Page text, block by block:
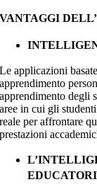
VANTAGGI
Le applicazioni
apprendimento
apprendimento degli
aree in cui gli
reale per affrontare
prestazioni